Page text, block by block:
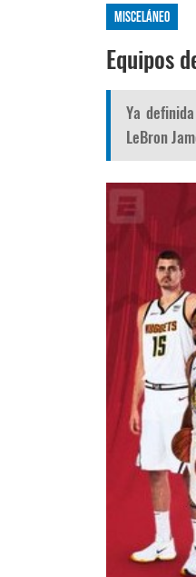
Misceláneo
Equipos
Ya
LeBron